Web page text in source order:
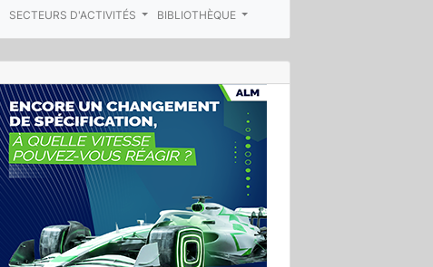
SECTEURS D'ACTIVITÉS BIBLIOTHÈQUE